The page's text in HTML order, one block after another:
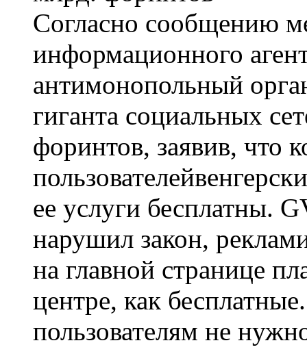
Согласно сообщению
информационного
антимонопольный
гиганта социальных
форинтов, заявив, что
ее услуги бесплатны.
нарушил закон,
на главной странице
центре, как
пользователям не